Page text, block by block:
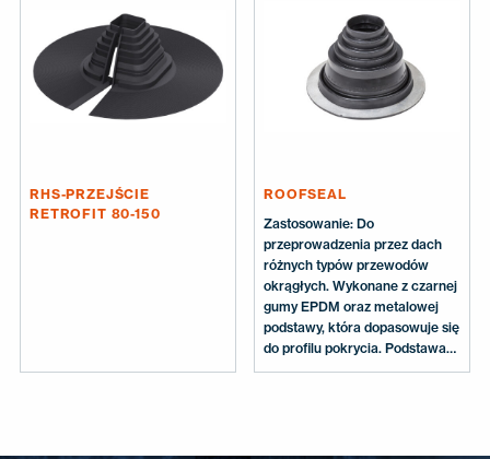
Zawartość opakowania:
Przejście dla przewodów,
zacisk.
Przejście dla przewodów,
RHS-PRZEJŚCIE
RETROFIT 80-150
ROOFSEAL
Zastosowanie: Do
przeprowadzenia przez dach
różnych typów przewodów
okrągłych. Wykonane z czarnej
gumy EPDM oraz metalowej
podstawy, która dopasowuje się
do profilu pokrycia. Podstawa
przejść nr 1-3 jest okrągła, a nr